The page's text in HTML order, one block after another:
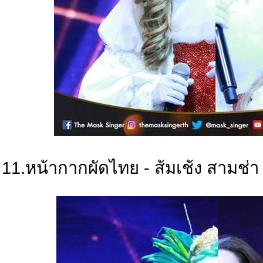
11.หน้ากากผัดไทย - ส้มเช้ง สามช่า